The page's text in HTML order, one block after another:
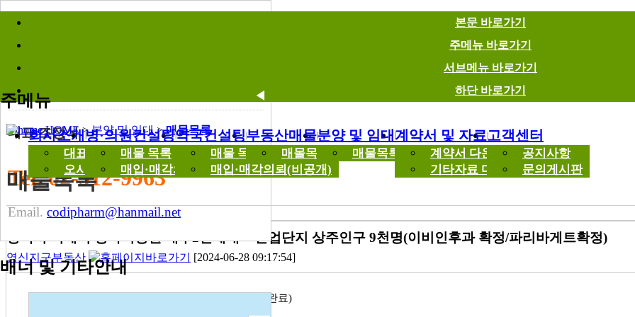
바로가기메뉴
본문 바로가기
주메뉴 바로가기
서브메뉴 바로가기
하단 바로가기
주메뉴
회사소개
대표 인사말
오시는길
병·의원컨설팅
매물 목록
매입·매각의뢰(비공개)
약국컨설팅
매물 목록
매입·매각의뢰(비공개)
부동산매물
매몰목록
분양 및 임대
매물목록
계약서 및 자료
계약서 다운로드
기타자료 다운로드
고객센터
공지사항
문의게시판
매물목록 ◀
대표 조정식
Tel. 02-512-9963
Email. codipharm@hanmail.net
배너 및 기타안내
HOME>분양 및 임대>매물목록
매물목록
평택시 지제역 항아리상권 배후2만세대 + 산업단지 상주인구 9천명(이비인후과 확정/파리바게트확정)
영신지구부동산 [2024-06-28 09:17:54]
◈ 주소 : 경기도 평택시 세교동 1009(건물준공9월완료)